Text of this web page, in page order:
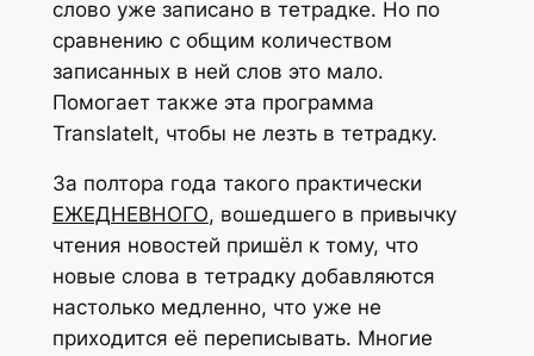
слово уже записано в тетрадке. Но по
сравнению с общим количеством
записанных в ней слов это мало.
Помогает также эта программа
TranslateIt, чтобы не лезть в тетрадку.
За полтора года такого практически
ЕЖЕДНЕВНОГО, вошедшего в привычку
чтения новостей пришёл к тому, что
новые слова в тетрадку добавляются
настолько медленно, что уже не
приходится её переписывать. Многие